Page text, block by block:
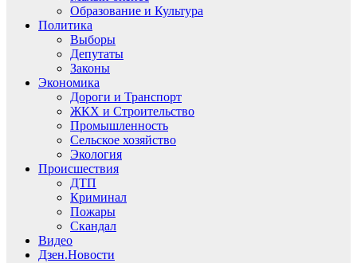
Образование и Культура
Политика
Выборы
Депутаты
Законы
Экономика
Дороги и Транспорт
ЖКХ и Строительство
Промышленность
Сельское хозяйство
Экология
Происшествия
ДТП
Криминал
Пожары
Скандал
Видео
Дзен.Новости